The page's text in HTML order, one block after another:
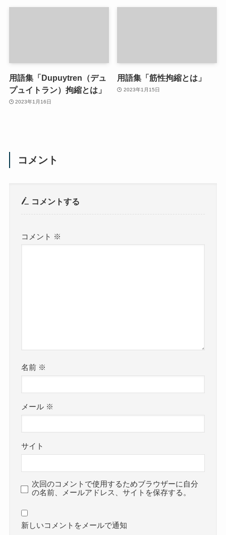
用語集「Dupuytren（デュ
プュイトラン）拘縮とは」
2023年1月16日
用語集「筋性拘縮とは」
2023年1月15日
コメント
コメントする
コメント ※
名前 ※
メール ※
サイト
次回のコメントで使用するためブラウザーに自分
の名前、メールアドレス、サイトを保存する。
新しいコメントをメールで通知